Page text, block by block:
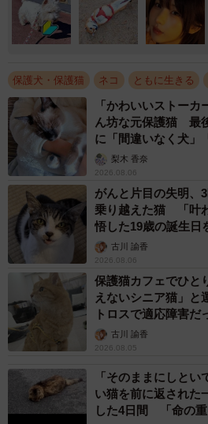
保護犬・保護猫 ネコ ともに生きる
「かわいいストーカ
ん坊な元保護猫 最
に「間違いなく犬」
梨木 香奈
2026.08.06
がんと片目の失明、
乗り越えた猫 「叶
悟した19歳の誕生日
古川 諭香
2026.08.06
保護猫カフェでひと
えないシニア猫」
トロスで適応障害だ
古川 諭香
2026.08.05
「そのままにしと
い猫を前に返され
した4日間 「命の重